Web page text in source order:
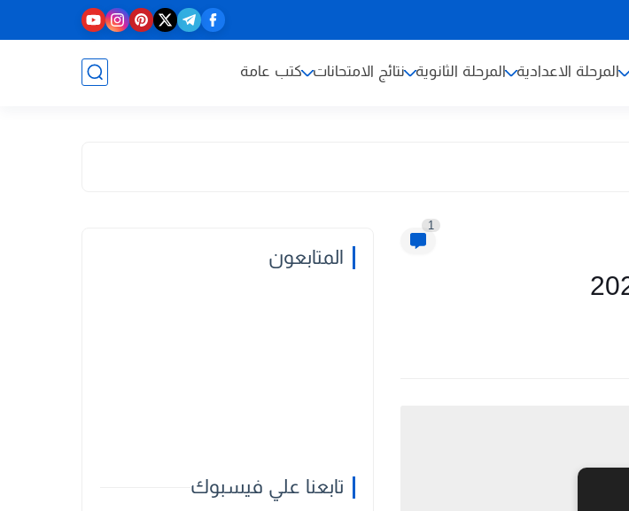
المرحلة الاعدادية المرحلة الثانوية نتائج الامتحانات كتب عامة
1
المتابعون
تابعنا علي فيسبوك